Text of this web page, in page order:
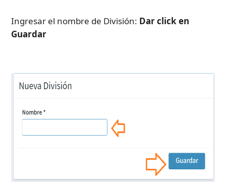
Ingresar el nombre de División: Dar click en
Guardar